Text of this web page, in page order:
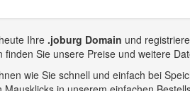
Ihre .joburg Domain und
finden Sie unsere Preise und weitere
wie Sie schnell und einfach bei